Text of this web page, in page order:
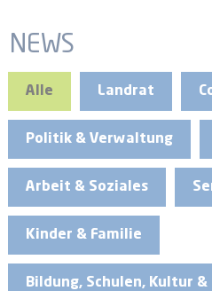
NEWS
Alle Landrat
Politik & Verwaltung
Arbeit & Soziales
Kinder & Familie
Bildung, Schulen, Kultur &